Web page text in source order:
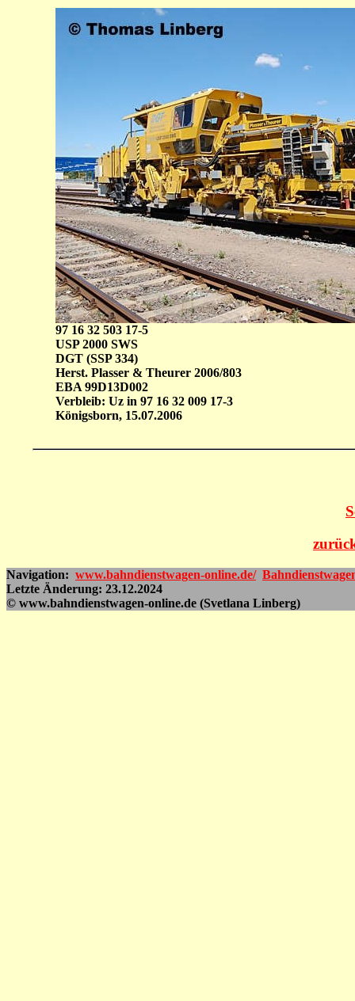
97 16 32 503 17-5
USP 2000 SWS
DGT (SSP 334)
Herst. Plasser & Theurer 2006/803
EBA 99D13D002
Verbleib: Uz in 97 16 32 009 17-3
Königsborn, 15.07.2006
Navigation: www.bahndienstwagen-online.de/
Letzte Änderung: 23.12.2024
© www.bahndienstwagen-online.de (Svetlana Linberg)